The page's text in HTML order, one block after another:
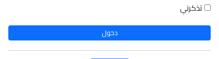
تذكرني